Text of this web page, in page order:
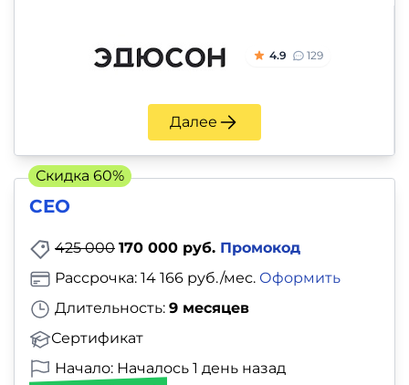
4.9 129
Далее
CEO
425 000 170 000 руб. Промокод
Длительность: 9 месяцев
Сертификат
Рассрочка: 14 166 руб./мес. Оформить
Начало: Началось 1 день назад
Скидка 60%